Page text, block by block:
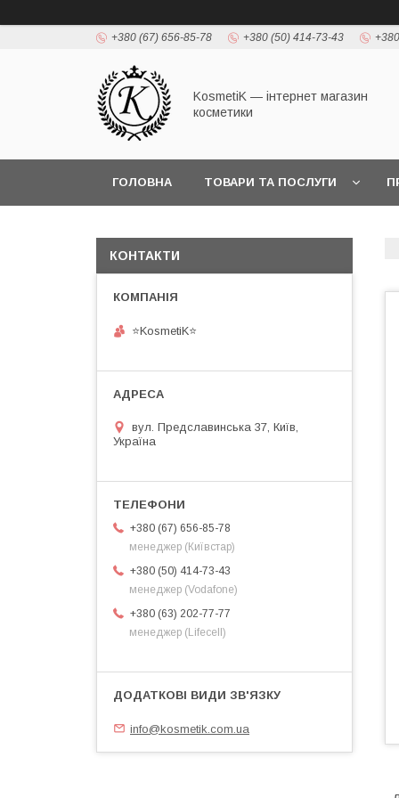
+380 (67) 656-85-78 +380 (50) 414-73-43
KosmetiK — інтернет магазин
косметики
ГОЛОВНА ТОВАРИ ТА ПОСЛУГИ
КОНТАКТИ
⭐KosmetiK⭐
вул. Предславинська 37, Київ,
Україна
+380 (67) 656-85-78
менеджер (Київстар)
+380 (50) 414-73-43
менеджер (Vodafone)
+380 (63) 202-77-77
менеджер (Lifecell)
info@kosmetik.com.ua